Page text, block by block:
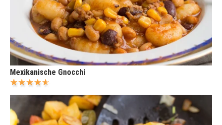
Mexikanische Gnocchi